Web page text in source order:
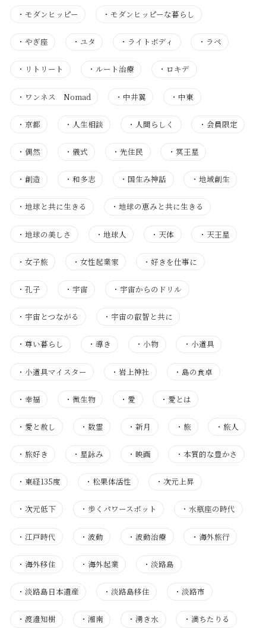
・ モダンヒッピー ・ モダンヒッピーな暮らし
・ やぎ座 ・ ユタ ・ ライトボディ ・ ラペ
・ リトリート ・ルート治療 ・ ロキデ
・ ワンネス Nomad ・ 中井翼 ・ 中東
・ 京都 ・ 人生相談 ・ 人間らしく ・ 会員限定
・ 偶然 ・儀式 ・先住民 ・ 冥王星
・ 創造 ・和多志 ・ 国生み神話 ・ 地域創生
・ 地球と共に生きる ・地球の恵みと共に生きる
・ 地球の美しさ ・地球人 ・ 天体 ・ 天王星
・ 女子旅 ・女性起業家 ・好きを仕事に
・ 孔子 ・宇宙 ・宇宙からのドリル
・ 宇宙とつながる ・宇宙の叡智と共に
・ 尊い暮らし ・導き ・小物 ・ 小道具
・ 小道具マイスター ・岩上神社 ・ 島の食卓
・ 幸福 ・微生物 ・ 愛 ・ 愛とは
・ 愛と赦し ・数霊 ・新月 ・ 旅 ・ 旅人
・ 旅好き ・ 星詠み ・映画 ・ 本質的な豊かさ
・ 東経135度 ・ 松果体活性 ・次元上昇
・ 次元低下 ・歩くパワースポット ・水瓶座の時代
・ 江戸時代 ・波動 ・波動治療 ・ 海外旅行
・ 海外移住 ・海外起業 ・淡路島
・ 淡路島日本遺産 ・淡路島移住 ・淡路市
・ 渡邉知樹 ・湘南 ・湧き水 ・ 満ちたりる